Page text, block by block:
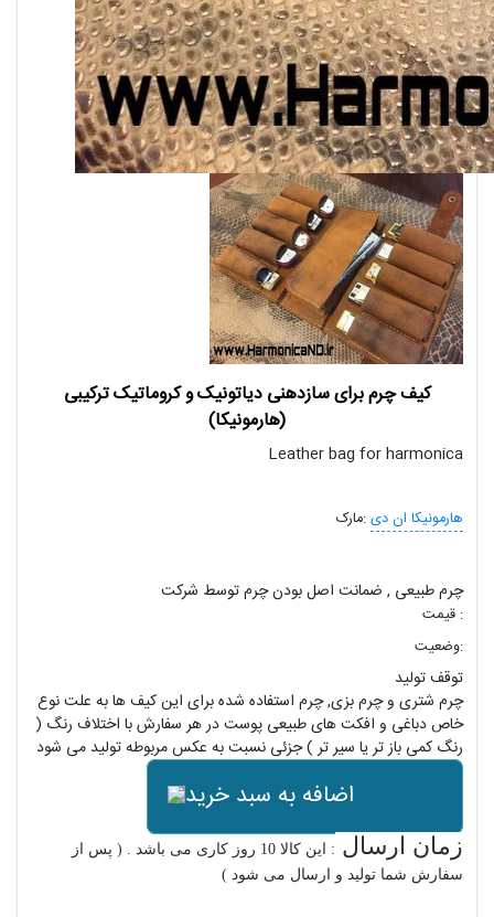
کیف چرم برای سازدهنی دیاتونیک و کروماتیک ترکیبی
(هارمونیکا)
Leather bag for harmonica
مارک:هارمونیکا ان دی
چرم طبیعی , ضمانت اصل بودن چرم توسط شرکت
قیمت :
وضعیت:
توقف تولید
چرم شتری و چرم بزی, چرم استفاده شده برای این کیف ها به علت نوع
خاص دباغی و افکت های طبیعی پوست در هر سفارش با اختلاف رنگ (
رنگ کمی باز تر یا سیر تر ) جزئی نسبت به عکس مربوطه تولید می شود
اضافه به سبد خرید
زمان ارسال
: این کالا 10 روز کاری می باشد . ( پس از
سفارش شما تولید و ارسال می شود )